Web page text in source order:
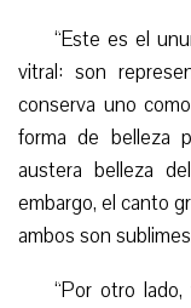
“Este es el
vitral: son
conserva uno como
forma de belleza
austera belleza
embargo, el canto
ambos son
“Por otro